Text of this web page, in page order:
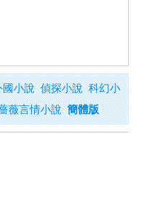
國小說 偵探小說 科幻小
薇言情小說 簡體版